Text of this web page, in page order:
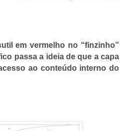
em vermelho no “finzinho”
passa a ideia de que a capa
ao conteúdo interno do